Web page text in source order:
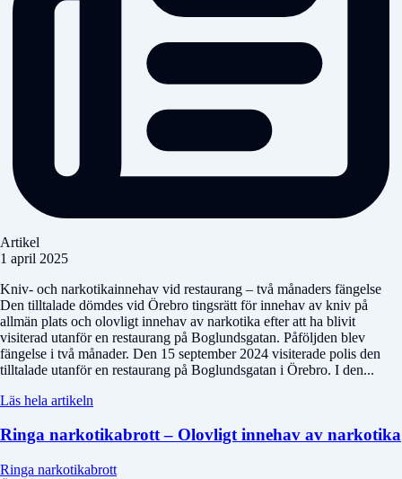
Artikel
1 april 2025
Kniv- och narkotikainnehav vid restaurang – två månaders fängelse
Den tilltalade dömdes vid Örebro tingsrätt för innehav av kniv på
allmän plats och olovligt innehav av narkotika efter att ha blivit
visiterad utanför en restaurang på Boglundsgatan. Påföljden blev
fängelse i två månader. Den 15 september 2024 visiterade polis den
tilltalade utanför en restaurang på Boglundsgatan i Örebro. I den...
Läs hela artikeln
Ringa narkotikabrott – Olovligt innehav av narkotika
Ringa narkotikabrott